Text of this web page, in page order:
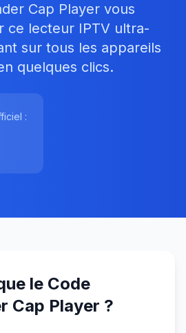
Cap Player vous
ce lecteur IPTV ultra-
sur tous les appareils
quelques clics.
:
le Code
Cap Player ?